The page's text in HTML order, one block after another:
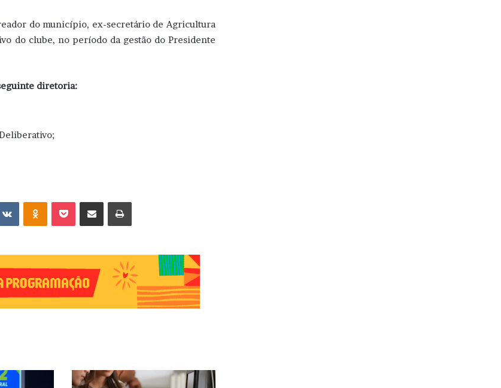
do município, ex-secretário de Agricultura
do clube, no período da gestão do Presidente
diretoria:
VK OK